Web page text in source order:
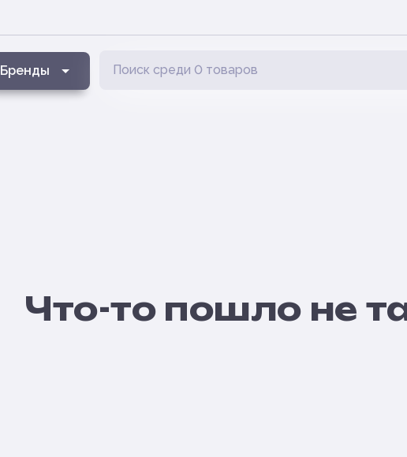
Бренды
Что-то пошло не